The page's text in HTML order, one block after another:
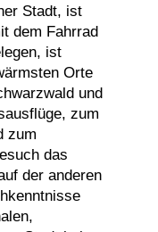
Stadt, ist
dem Fahrrad
ist
Orte
und
zum
zum
das
der anderen